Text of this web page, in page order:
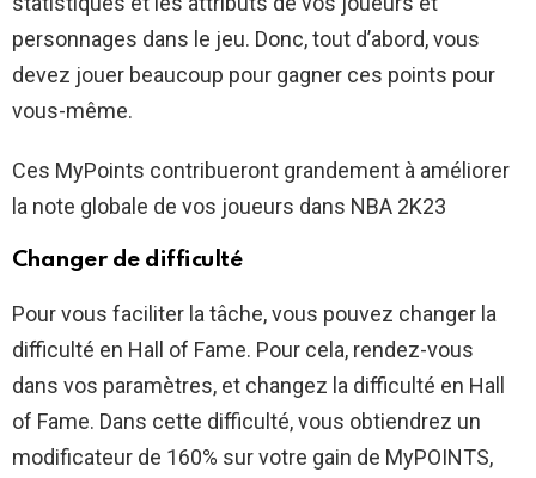
personnages dans le jeu. Donc, tout d’abord, vous
devez jouer beaucoup pour gagner ces points pour
vous-même.
Ces MyPoints contribueront grandement à améliorer
la note globale de vos joueurs dans NBA 2K23
Changer de difficulté
Pour vous faciliter la tâche, vous pouvez changer la
difficulté en Hall of Fame. Pour cela, rendez-vous
dans vos paramètres, et changez la difficulté en Hall
of Fame. Dans cette difficulté, vous obtiendrez un
modificateur de 160% sur votre gain de MyPOINTS,